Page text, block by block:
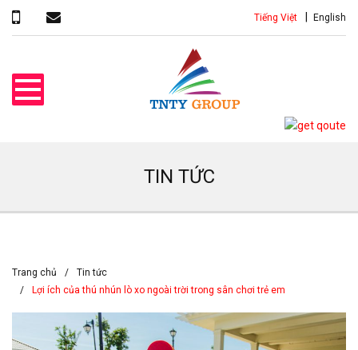
Tiếng Việt English
TIN TỨC
Trang chủ
Tin tức
Lợi ích của thú nhún lò xo ngoài trời trong sân chơi trẻ em